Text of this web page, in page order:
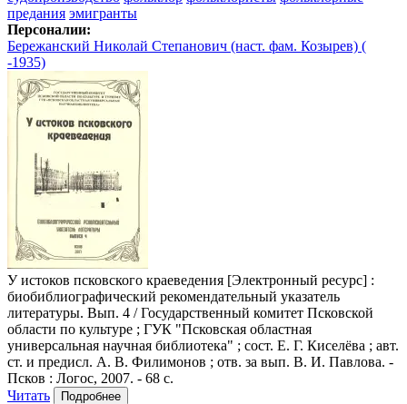
предания эмигранты
Персоналии:
Бережанский Николай Степанович (наст. фам. Козырев) (
-1935)
У истоков псковского краеведения [Электронный ресурс] :
биобиблиографический рекомендательный указатель
литературы. Вып. 4 / Государственный комитет Псковской
области по культуре ; ГУК "Псковская областная
универсальная научная библиотека" ; сост. Е. Г. Киселёва ; авт.
ст. и предисл. А. В. Филимонов ; отв. за вып. В. И. Павлова. -
Псков : Логос, 2007. - 68 с.
Читать
Подробнее